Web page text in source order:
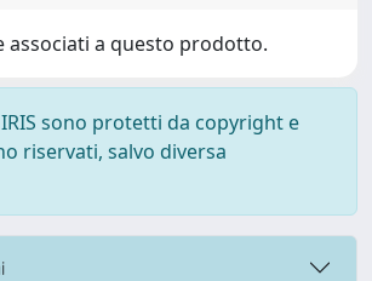
associati a questo prodotto.
sono protetti da copyright e
riservati, salvo diversa